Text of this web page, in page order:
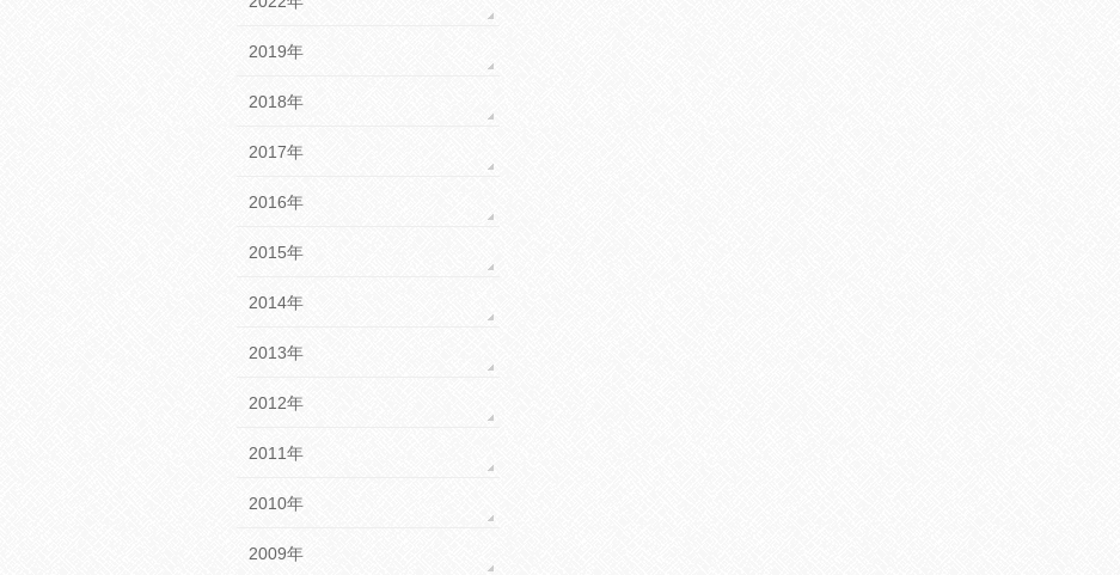
2019年
2018年
2017年
2016年
2015年
2014年
2013年
2012年
2011年
2010年
2009年